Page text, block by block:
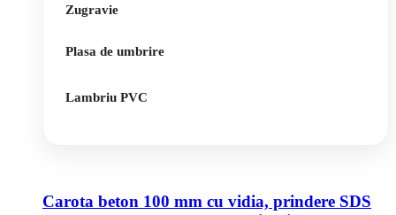
Zugravie
Plasa de umbrire
Lambriu PVC
Carota beton 100 mm cu vidia, prindere SDS